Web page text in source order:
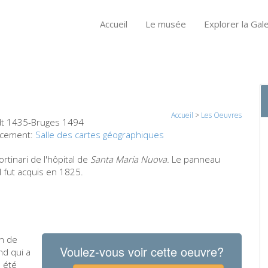
Accueil Le musée Explorer la
Accueil > Les Oeuvres
1435-Bruges 1494
Salle des cartes géographiques
de l'hôpital de Santa Maria Nuova. Le panneau
acquis en 1825.
Voulez-vous voir cette oeuvre?
de
qui a
été